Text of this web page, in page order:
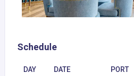
Schedule
DAY DATE PORT